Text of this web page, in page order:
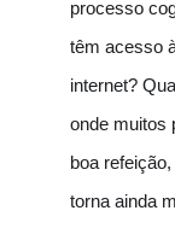
processo
têm acesso
internet?
onde muitos
boa
torna ainda